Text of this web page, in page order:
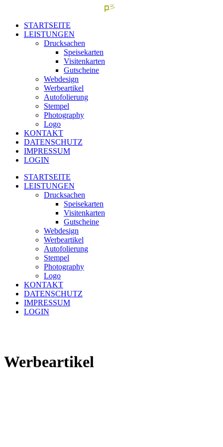
STARTSEITE
LEISTUNGEN
Drucksachen
Speisekarten
Visitenkarten
Gutscheine
Webdesign
Werbeartikel
Autofolierung
Stempel
Photography
Logo
KONTAKT
DATENSCHUTZ
IMPRESSUM
LOGIN
STARTSEITE
LEISTUNGEN
Drucksachen
Speisekarten
Visitenkarten
Gutscheine
Webdesign
Werbeartikel
Autofolierung
Stempel
Photography
Logo
KONTAKT
DATENSCHUTZ
IMPRESSUM
LOGIN
Werbeartikel